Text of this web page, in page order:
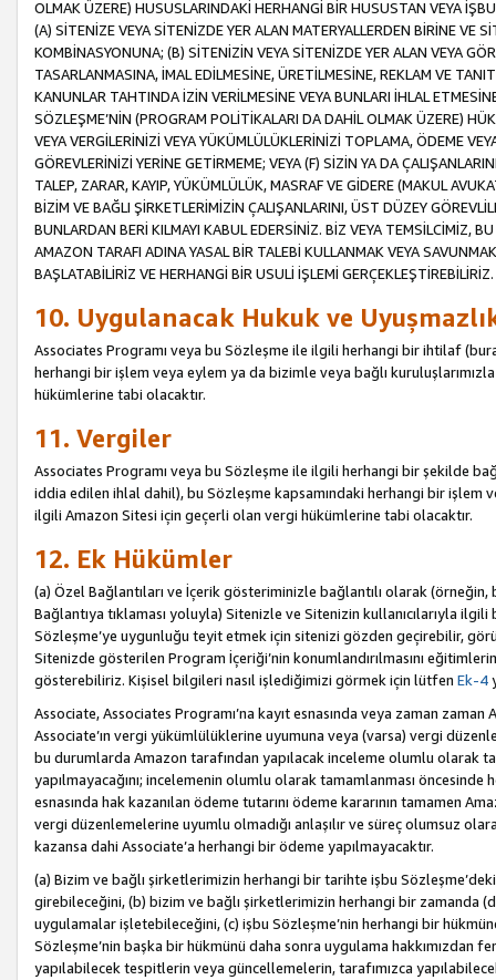
OLMAK ÜZERE) HUSUSLARINDAKİ HERHANGİ BİR HUSUSTAN VEYA
(A) SİTENİZE VEYA SİTENİZDE YER ALAN MATERYALLERDEN BİRİNE VE
KOMBİNASYONUNA; (B) SİTENİZİN VEYA SİTENİZDE YER ALAN VEYA
TASARLANMASINA, İMAL EDİLMESİNE, ÜRETİLMESİNE, REKLAM VE
KANUNLAR TAHTINDA İZİN VERİLMESİNE VEYA BUNLARI İHLAL
SÖZLEŞME’NİN (PROGRAM POLİTİKALARI DA DAHİL OLMAK ÜZERE)
VEYA VERGİLERİNİZİ VEYA YÜKÜMLÜLÜKLERİNİZİ TOPLAMA, ÖDEME
GÖREVLERİNİZİ YERİNE GETİRMEME; VEYA (F) SİZİN YA DA
TALEP, ZARAR, KAYIP, YÜKÜMLÜLÜK, MASRAF VE GİDERE (MAKUL
BİZİM VE BAĞLI ŞİRKETLERİMİZİN ÇALIŞANLARINI, ÜST DÜZEY
BUNLARDAN BERİ KILMAYI KABUL EDERSİNİZ. BİZ VEYA TEMSİLCİMİZ,
AMAZON TARAFI ADINA YASAL BİR TALEBİ KULLANMAK VEYA
BAŞLATABİLİRİZ VE HERHANGİ BİR USULİ İŞLEMİ GERÇEKLEŞTİREBİLİRİZ.
10. Uygulanacak Hukuk ve
Associates Programı veya bu Sözleşme ile ilgili herhangi bir ihtilaf
herhangi bir işlem veya eylem ya da bizimle veya bağlı
hükümlerine tabi olacaktır.
11. Vergiler
Associates Programı veya bu Sözleşme ile ilgili herhangi bir şekilde
iddia edilen ihlal dahil), bu Sözleşme kapsamındaki herhangi bir işlem
ilgili Amazon Sitesi için geçerli olan vergi hükümlerine tabi olacaktır.
12. Ek Hükümler
(a) Özel Bağlantıları ve İçerik gösteriminizle bağlantılı olarak
Bağlantıya tıklaması yoluyla) Sitenizle ve Sitenizin kullanıcılarıyla
Sözleşme’ye uygunluğu teyit etmek için sitenizi gözden geçirebilir,
Sitenizde gösterilen Program İçeriği’nin konumlandırılmasını
gösterebiliriz. Kişisel bilgileri nasıl işlediğimizi görmek için lütfen Ek-4
Associate, Associates Programı’na kayıt esnasında veya zaman
Associate’ın vergi yükümlülüklerine uyumuna veya (varsa) vergi
bu durumlarda Amazon tarafından yapılacak inceleme olumlu olarak
yapılmayacağını; incelemenin olumlu olarak tamamlanması
esnasında hak kazanılan ödeme tutarını ödeme kararının tamamen
vergi düzenlemelerine uyumlu olmadığı anlaşılır ve süreç olumsuz
kazansa dahi Associate’a herhangi bir ödeme yapılmayacaktır.
(a) Bizim ve bağlı şirketlerimizin herhangi bir tarihte işbu
girebileceğini, (b) bizim ve bağlı şirketlerimizin herhangi bir zamanda
uygulamalar işletebileceğini, (c) işbu Sözleşme’nin herhangi bir
Sözleşme’nin başka bir hükmünü daha sonra uygulama hakkımızdan
yapılabilecek tespitlerin veya güncellemelerin, tarafımızca